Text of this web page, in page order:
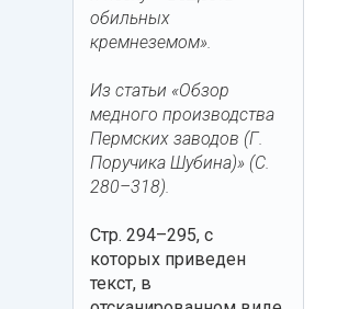
обильных
кремнеземом».
Из статьи «Обзор
медного производства
Пермских заводов (Г.
Поручика Шубина)» (С.
280–318).
Стр. 294–295, с
которых приведен
текст, в